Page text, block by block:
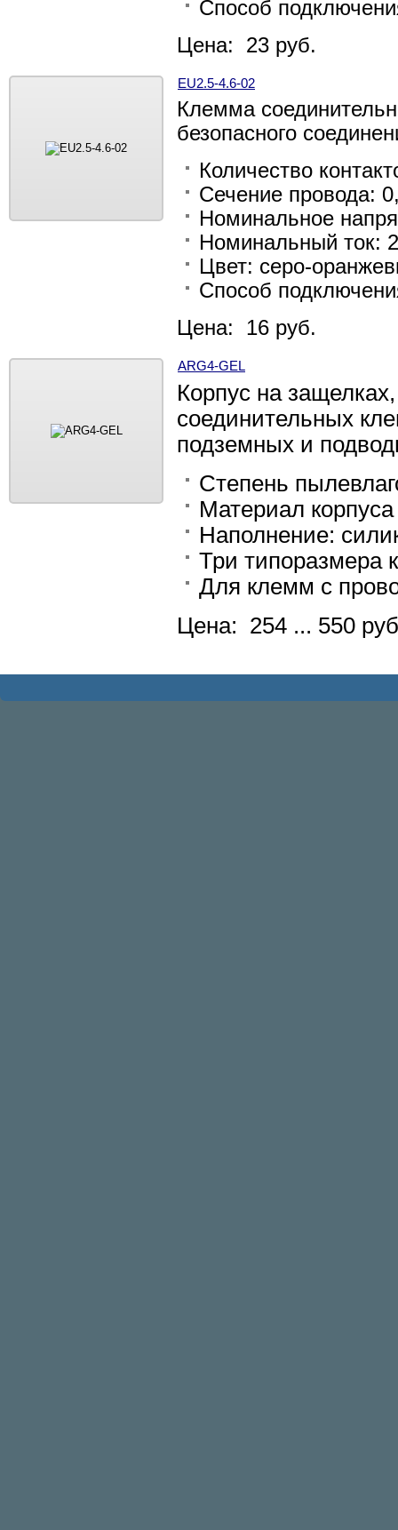
Способ
Цена: 23 руб.
EU2.5-4.6-02
Клемма
безопасного
Количество
Сечение провода:
Номинальное
Номинальный ток:
Цвет: серо-
Способ
Цена: 16 руб.
ARG4-GEL
Корпус на
соединительных
подземных и
Степень
Материал
Наполнение:
Три типоразмера
Для клемм с
Цена: 254 ... 550